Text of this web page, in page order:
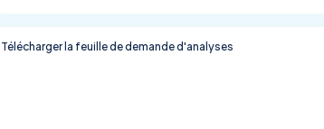
Télécharger la feuille de demande d'analyses